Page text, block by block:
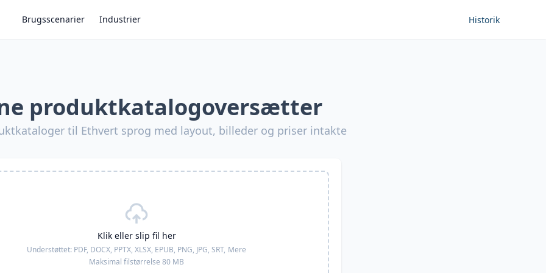
Brugsscenarier Industrier Historik
produktkatalogoversætter
til Ethvert sprog med layout, billeder og priser intakte
Klik eller slip fil her
Understøttet: PDF, DOCX, PPTX, XLSX, EPUB, PNG, JPG, SRT, Mere
Maksimal filstørrelse 80 MB